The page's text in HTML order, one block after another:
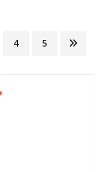
4 5